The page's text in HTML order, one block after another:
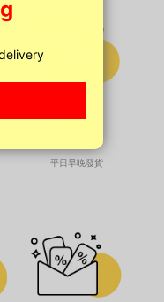
截單晏
平日早晚發貨